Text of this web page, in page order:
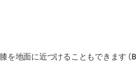
を地面に近づけることもできます (